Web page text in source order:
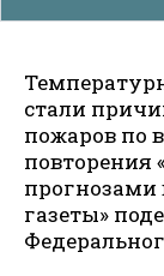
стали
пожаров по
повторения
прогнозами
газеты»